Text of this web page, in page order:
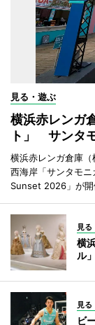
見る・遊ぶ
横浜赤レンガ
ト」 サンタ
横浜赤レンガ倉庫
西海岸「サンタモ
Sunset 2026」が開
見る
横
ル
見る
ビ